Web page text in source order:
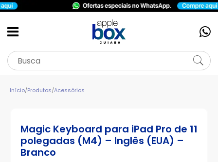
Início/Produtos/Acessórios
Magic Keyboard para iPad Pro de 11
polegadas (M4) – Inglês (EUA) –
Branco